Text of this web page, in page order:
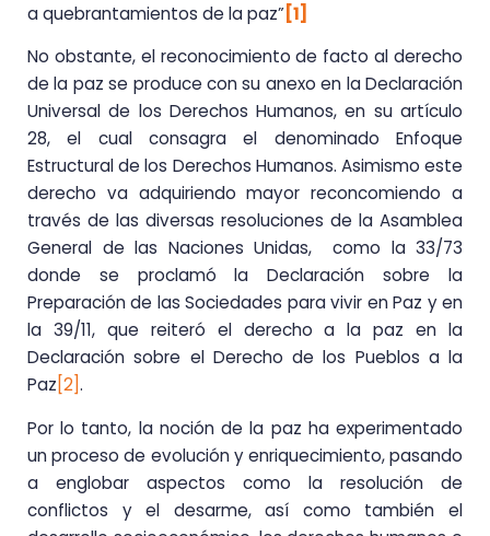
a quebrantamientos de la paz”[1]
No obstante, el reconocimiento de facto al derecho
de la paz se produce con su anexo en la Declaración
Universal de los Derechos Humanos, en su artículo
28, el cual consagra el denominado Enfoque
Estructural de los Derechos Humanos. Asimismo este
derecho va adquiriendo mayor reconcomiendo a
través de las diversas resoluciones de la Asamblea
General de las Naciones Unidas, como la 33/73
donde se proclamó la Declaración sobre la
Preparación de las Sociedades para vivir en Paz y en
la 39/11, que reiteró el derecho a la paz en la
Declaración sobre el Derecho de los Pueblos a la
Paz [2] .
Por lo tanto, la noción de la paz ha experimentado
un proceso de evolución y enriquecimiento, pasando
a englobar aspectos como la resolución de
conflictos y el desarme, así como también el